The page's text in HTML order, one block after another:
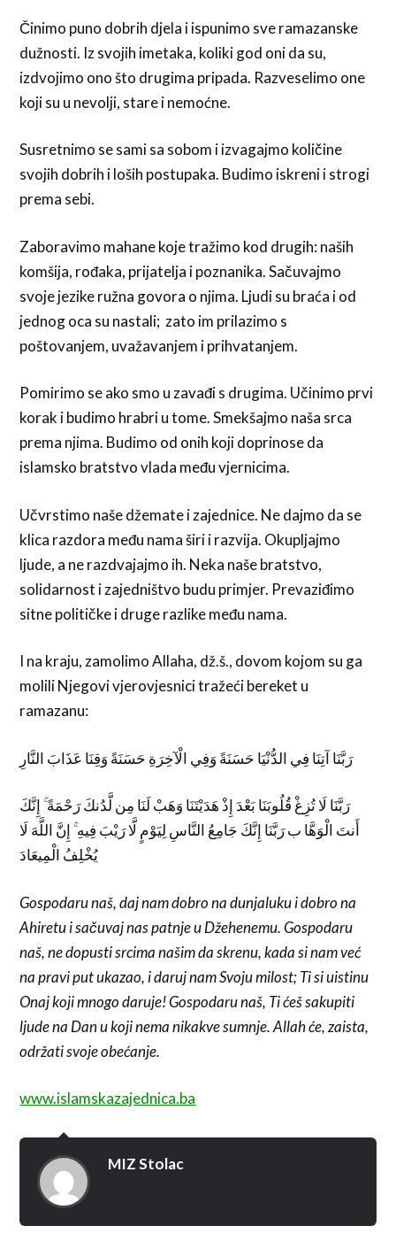
Činimo puno dobrih djela i ispunimo sve ramazanske
dužnosti. Iz svojih imetaka, koliki god oni da su,
izdvojimo ono što drugima pripada. Razveselimo one
koji su u nevolji, stare i nemoćne.
Susretnimo se sami sa sobom i izvagajmo količine
svojih dobrih i loših postupaka. Budimo iskreni i strogi
prema sebi.
Zaboravimo mahane koje tražimo kod drugih: naših
komšija, rođaka, prijatelja i poznanika. Sačuvajmo
svoje jezike ružna govora o njima. Ljudi su braća i od
jednog oca su nastali; zato im prilazimo s
poštovanjem, uvažavanjem i prihvatanjem.
Pomirimo se ako smo u zavađi s drugima. Učinimo prvi
korak i budimo hrabri u tome. Smekšajmo naša srca
prema njima. Budimo od onih koji doprinose da
islamsko bratstvo vlada među vjernicima.
Učvrstimo naše džemate i zajednice. Ne dajmo da se
klica razdora među nama širi i razvija. Okupljajmo
ljude, a ne razdvajajmo ih. Neka naše bratstvo,
solidarnost i zajedništvo budu primjer. Prevaziđimo
sitne političke i druge razlike među nama.
I na kraju, zamolimo Allaha, dž.š., dovom kojom su ga
molili Njegovi vjerovjesnici tražeći bereket u
ramazanu:
رَبَّنَا آتِنَا فِي الدُّنْيَا حَسَنَةً وَفِي الْآخِرَةِ حَسَنَةً وَقِنَا عَذَابَ النَّارِ
رَبَّنَا لَا تُزِغْ قُلُوبَنَا بَعْدَ إِذْ هَدَيْتَنَا وَهَبْ لَنَا مِن لَّدُنكَ رَحْمَةً ۚ إِنَّكَ
أَنتَ الْوَهَّا ب رَبَّنَا إِنَّكَ جَامِعُ النَّاسِ لِيَوْمٍ لَّا رَيْبَ فِيهِ ۚ إِنَّ اللَّهَ لَا
يُخْلِفُ الْمِيعَادَ
Gospodaru naš, daj nam dobro na dunjaluku i dobro na
Ahiretu i sačuvaj nas patnje u Džehenemu. Gospodaru
naš, ne dopusti srcima našim da skrenu, kada si nam već
na pravi put ukazao, i daruj nam Svoju milost; Ti si uistinu
Onaj koji mnogo daruje! Gospodaru naš, Ti ćeš sakupiti
ljude na Dan u koji nema nikakve sumnje. Allah će, zaista,
održati svoje obećanje.
www.islamskazajednica.ba
MIZ Stolac